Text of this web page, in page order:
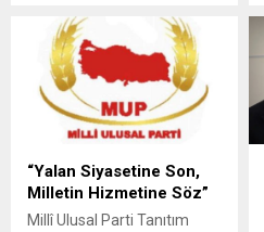
“Genel Başkan Yardımcısı”
olarak divanda seçilmesi
beklenirken; parti birlik,
beraberlik ve dava ruhunu
vurguladı Büyük Birlik Partisi
(BBP), 13. Olağan Büyük
Kurultayı’nı yüksek bir coşku,
heyecan ve dava bilinciyle
“Yalan Siyasetine Son,
Milletin Hizmetine Söz”
Millî Ulusal Parti Tanıtım